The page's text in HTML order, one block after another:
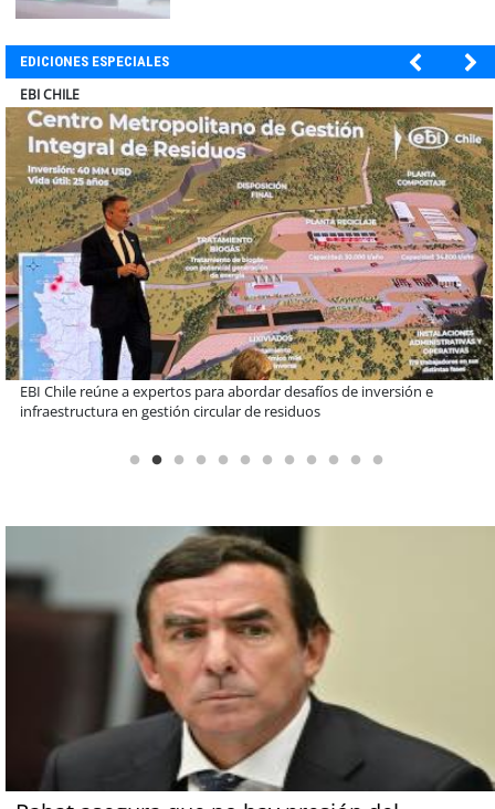
EDICIONES ESPECIALES
SOPRAVAL
Más de 1.600 alumnos han sido parte de programa Súper Sano de
Sopraval en lo que va del año